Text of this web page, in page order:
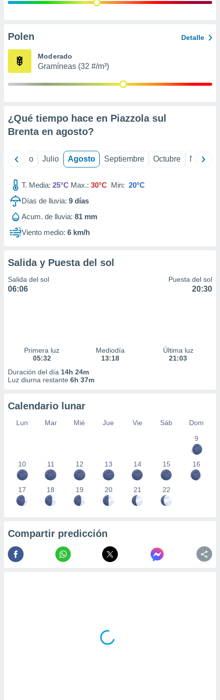
publicidad
de
Polen Detalle
Moderado
Gramíneas (32 #/m³)
¿Qué tiempo hace en Piazzola sul
Brenta en agosto?
Junio Julio Agosto Septiembre Octubre
T. Media: 25°C Max.: 30°C Min: 20°C
Días de lluvia: 9 días
Acum. de lluvia: 81 mm
Viento medio: 6 km/h
Salida y Puesta del sol
Salida del sol
06:06
Puesta del sol
20:30
Primera luz
05:32
Mediodía
13:18
Última luz
21:03
Duración del día 14h 24m
Luz diurna restante 6h 37m
Calendario lunar
Lun Mar Mié Jue Vie Sáb
Dom
9
10 11 12 13 14 15 16
17 18 19 20 21 22
Compartir predicción